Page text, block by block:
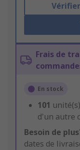
Frais de
En stock
101
d'un autre
Besoin de
dates de